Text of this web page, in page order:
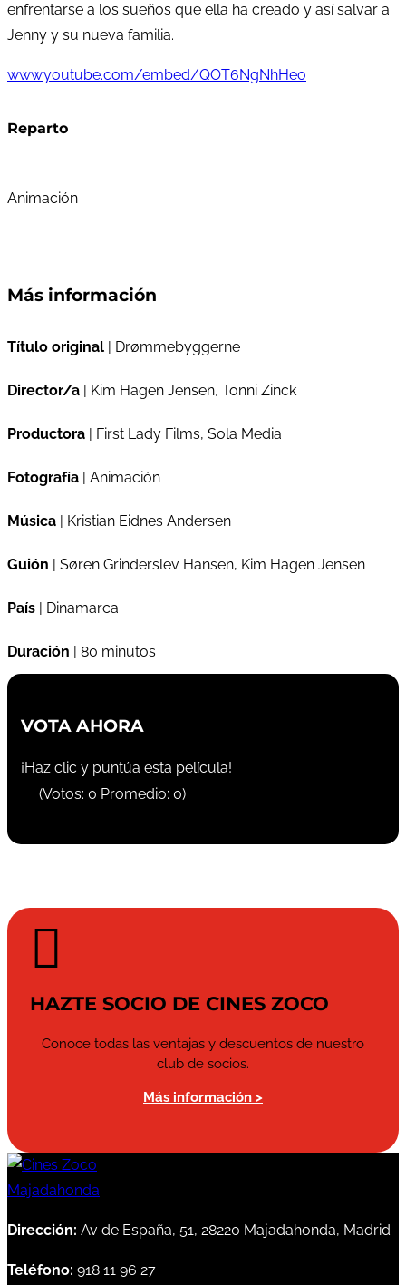
enfrentarse a los sueños que ella ha creado y así salvar a
Jenny y su nueva familia.
www.youtube.com/embed/QOT6NgNhHeo
Reparto
Animación
Más información
Título original | Drømmebyggerne
Director/a | Kim Hagen Jensen, Tonni Zinck
Productora | First Lady Films, Sola Media
Fotografía | Animación
Música | Kristian Eidnes Andersen
Guión | Søren Grinderslev Hansen, Kim Hagen Jensen
País | Dinamarca
Duración | 80 minutos
VOTA AHORA
¡Haz clic y puntúa esta película!
(Votos: 0 Promedio: 0)

HAZTE SOCIO DE CINES ZOCO
Conoce todas las ventajas y descuentos de nuestro
club de socios.
Más información >
Dirección: Av de España, 51, 28220 Majadahonda, Madrid
Teléfono: 918 11 96 27